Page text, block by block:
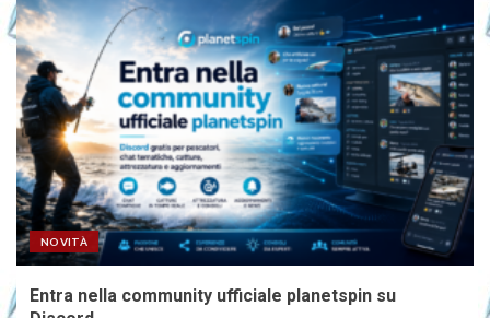
NOVITÀ
Entra nella community ufficiale planetspin su